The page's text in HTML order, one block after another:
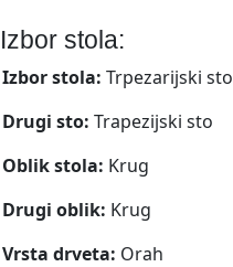
Izbor stola:
Izbor stola: Trpezarijski sto
Drugi sto: Trapezijski sto
Oblik stola: Krug
Drugi oblik: Krug
Vrsta drveta: Orah